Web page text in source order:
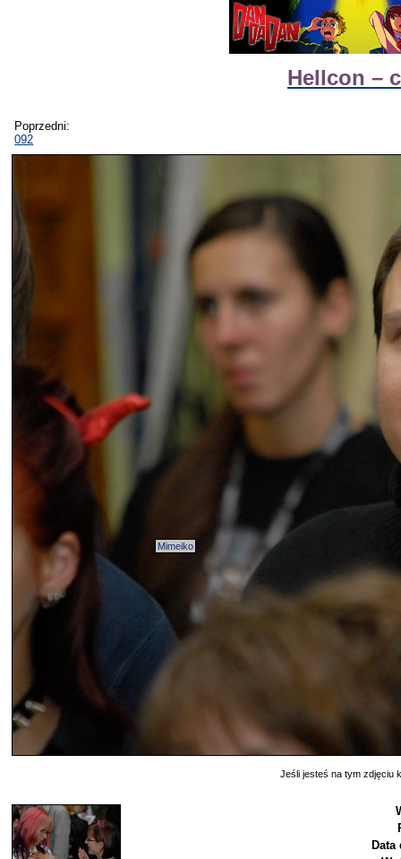
Hellcon –
Poprzedni:
092
Mimeiko
Jeśli jesteś na tym zdjęciu
Data